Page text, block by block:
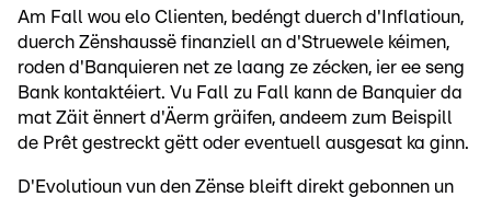
Am Fall wou elo Clienten, bedéngt duerch d'Inflatioun,
duerch Zënshaussë finanziell an d'Struewele kéimen,
roden d'Banquieren net ze laang ze zécken, ier ee seng
Bank kontaktéiert. Vu Fall zu Fall kann de Banquier da
mat Zäit ënnert d'Äerm gräifen, andeem zum Beispill
de Prêt gestreckt gëtt oder eventuell ausgesat ka ginn.
D'Evolutioun vun den Zënse bleift direkt gebonnen un